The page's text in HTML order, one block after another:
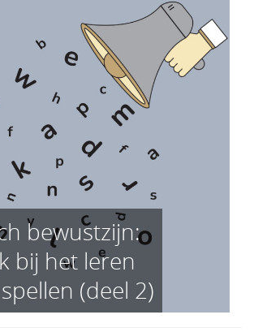
bewustzijn:
bij het leren
(deel 2)